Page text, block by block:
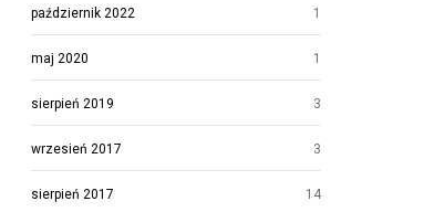
październik 2022 1
maj 2020 1
sierpień 2019 3
wrzesień 2017 3
sierpień 2017 14